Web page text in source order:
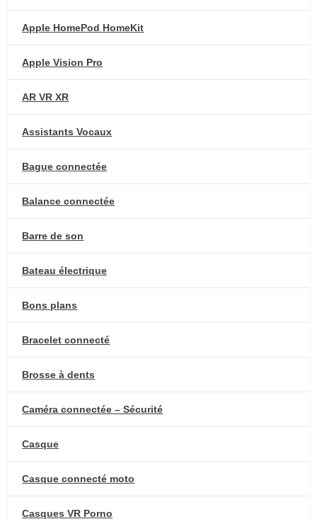
Apple HomePod HomeKit
Apple Vision Pro
AR VR XR
Assistants Vocaux
Bague connectée
Balance connectée
Barre de son
Bateau électrique
Bons plans
Bracelet connecté
Brosse à dents
Caméra connectée – Sécurité
Casque
Casque connecté moto
Casques VR Porno